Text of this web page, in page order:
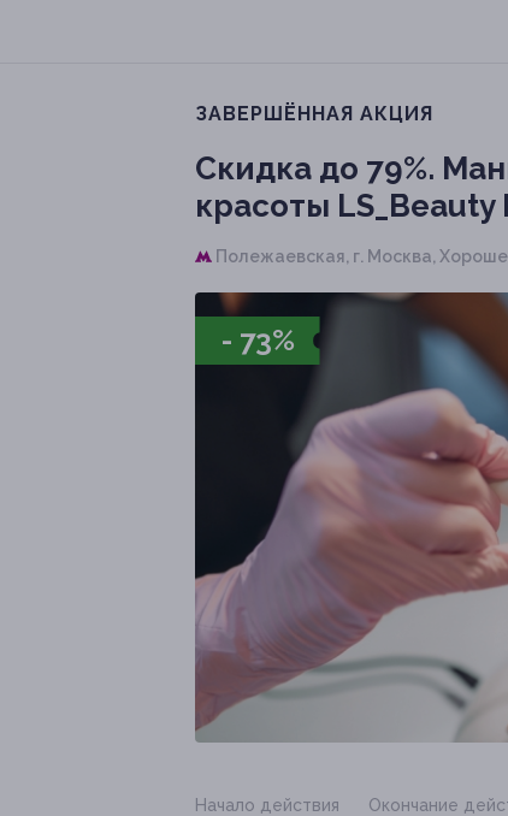
ЗАВЕРШЁННАЯ АКЦИЯ
Скидка до 79%.
красоты LS_Beauty
Полежаевская, г. Москва,
- 73%
Начало действия
Окончание